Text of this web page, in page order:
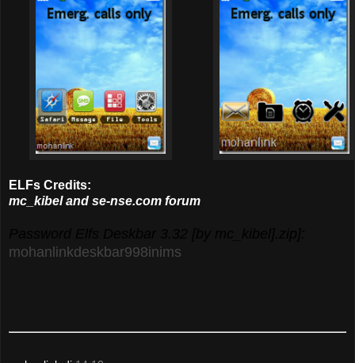
ELFs Credits:
mc_kibel and se-nse.com forum
mohanlinkdeskbar998inims